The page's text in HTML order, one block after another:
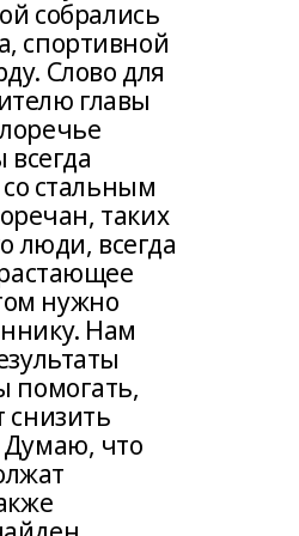
собрались
спортивной
Слово для
главы
стальным
таких
люди, всегда
нужно
Нам
помогать,
снизить
Думаю, что